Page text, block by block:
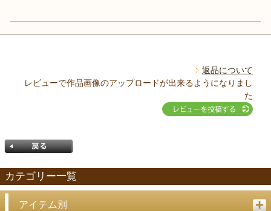
返品について
レビューで作品画像のアップロードが出来るようになりまし
た
カテゴリー一覧
アイテム別